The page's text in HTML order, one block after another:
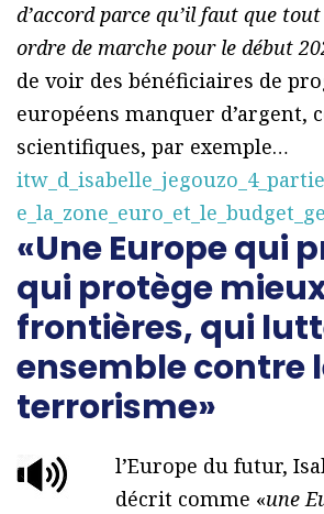
d’accord parce qu’il faut que
ordre de marche pour le début
de voir des bénéficiaires de
européens manquer d’argent,
scientifiques, par exemple…
«Une Europe qui
qui protège
frontières, qui
ensemble contre
terrorisme»
l’Europe du futur,
décrit comme «une